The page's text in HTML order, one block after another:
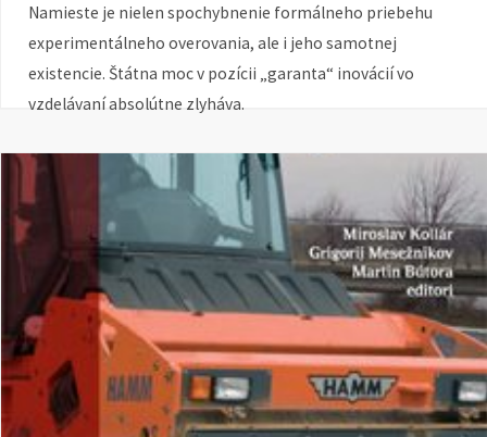
Namieste je nielen spochybnenie formálneho priebehu
experimentálneho overovania, ale i jeho samotnej
existencie. Štátna moc v pozícii „garanta“ inovácií vo
vzdelávaní absolútne zlyháva.